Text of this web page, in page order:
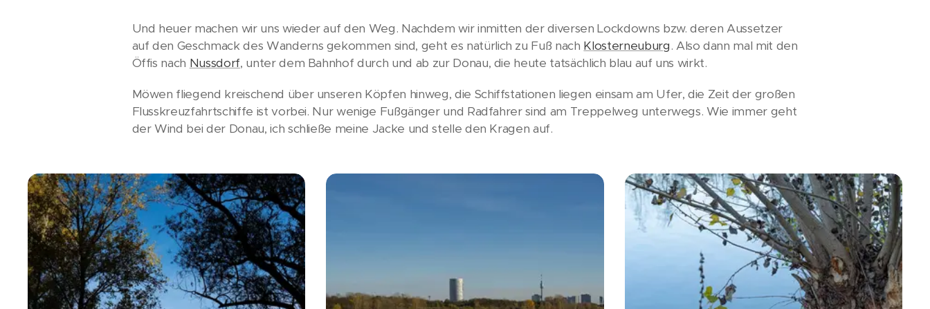
Und heuer machen wir uns wieder auf den Weg. Nachdem wir inmitten der diversen Lockdowns bzw. deren Aussetzer
auf den Geschmack des Wanderns gekommen sind, geht es natürlich zu Fuß nach Klosterneuburg. Also dann mal mit den
Öffis nach Nussdorf, unter dem Bahnhof durch und ab zur Donau, die heute tatsächlich blau auf uns wirkt.
Möwen fliegend kreischend über unseren Köpfen hinweg, die Schiffstationen liegen einsam am Ufer, die Zeit der großen
Flusskreuzfahrtschiffe ist vorbei. Nur wenige Fußgänger und Radfahrer sind am Treppelweg unterwegs. Wie immer geht
der Wind bei der Donau, ich schließe meine Jacke und stelle den Kragen auf.